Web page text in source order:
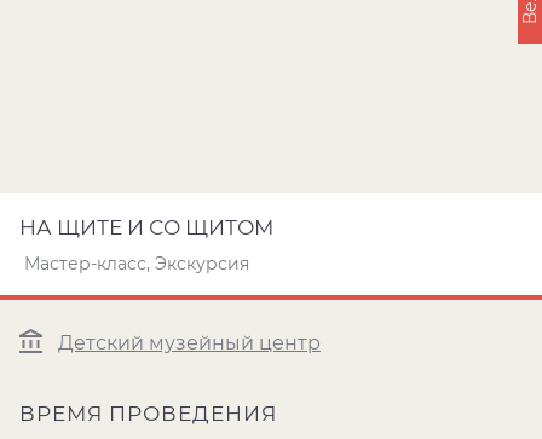
НА ЩИТЕ И СО ЩИТОМ
Мастер-класс, Экскурсия
Детский музейный центр
ВРЕМЯ ПРОВЕДЕНИЯ